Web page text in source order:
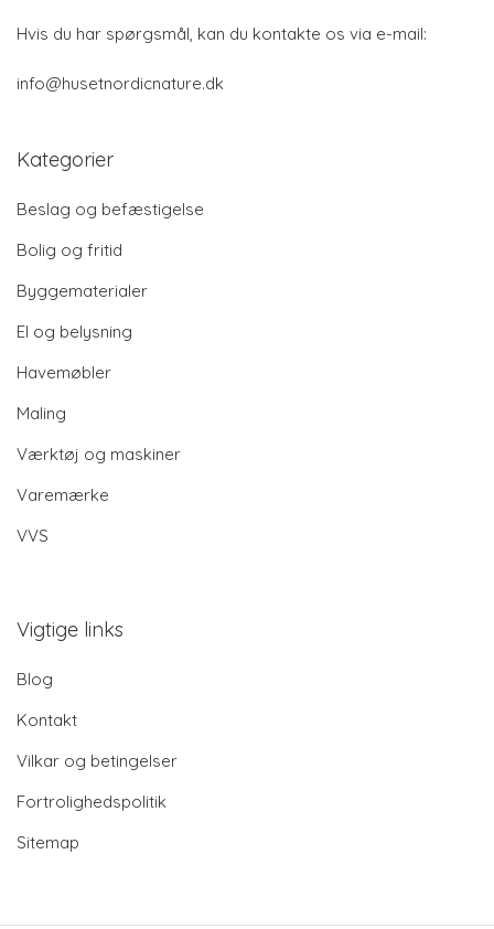
Hvis du har spørgsmål, kan du kontakte os via e-mail:
info@husetnordicnature.dk
Kategorier
Beslag og befæstigelse
Bolig og fritid
Byggematerialer
El og belysning
Havemøbler
Maling
Værktøj og maskiner
Varemærke
VVS
Vigtige links
Blog
Kontakt
Vilkar og betingelser
Fortrolighedspolitik
Sitemap